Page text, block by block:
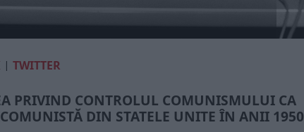
| TWITTER
PRIVIND CONTROLUL COMUNISMULUI CA
DIN STATELE UNITE ÎN ANII 1950